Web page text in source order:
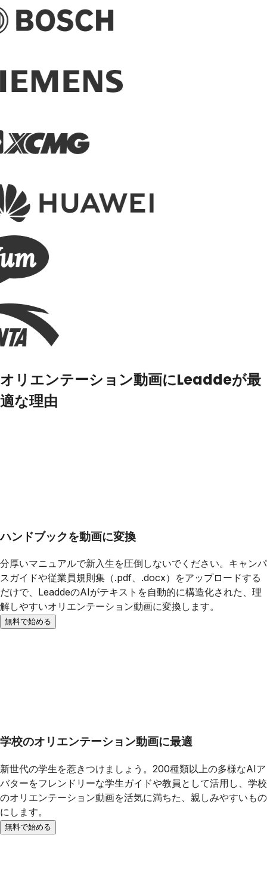
オリエンテーション動画にLeaddeが最
適な理由
ハンドブックを動画に変換
分厚いマニュアルで新入生を圧倒しないでください。キャンパ
スガイドや従業員規則集（.pdf、.docx）をアップロードする
だけで、LeaddeのAIがテキストを自動的に構造化された、理
解しやすいオリエンテーション動画に変換します。
無料で始める
学校のオリエンテーション動画に最適
新世代の学生を惹きつけましょう。200種類以上の多様なAIア
バターをフレンドリーな学生ガイドや教員として活用し、学校
のオリエンテーション動画を活気に満ちた、親しみやすいもの
にします。
無料で始める